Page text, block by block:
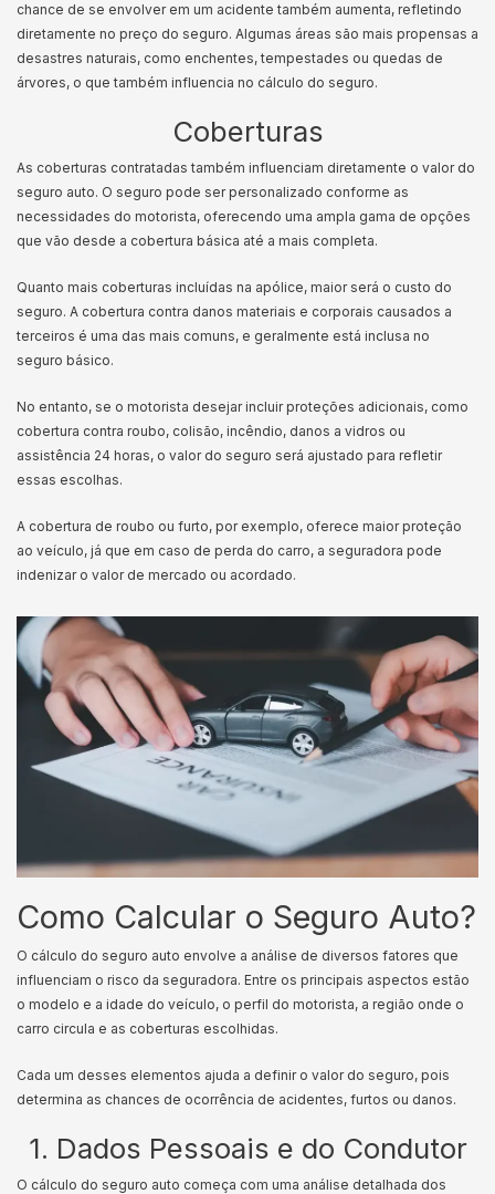
chance de se envolver em um acidente também aumenta, refletindo
diretamente no preço do seguro. Algumas áreas são mais propensas a
desastres naturais, como enchentes, tempestades ou quedas de
árvores, o que também influencia no cálculo do seguro.
Coberturas
As coberturas contratadas também influenciam diretamente o valor do
seguro auto. O seguro pode ser personalizado conforme as
necessidades do motorista, oferecendo uma ampla gama de opções
que vão desde a cobertura básica até a mais completa.
Quanto mais coberturas incluídas na apólice, maior será o custo do
seguro. A cobertura contra danos materiais e corporais causados a
terceiros é uma das mais comuns, e geralmente está inclusa no
seguro básico.
No entanto, se o motorista desejar incluir proteções adicionais, como
cobertura contra roubo, colisão, incêndio, danos a vidros ou
assistência 24 horas, o valor do seguro será ajustado para refletir
essas escolhas.
A cobertura de roubo ou furto, por exemplo, oferece maior proteção
ao veículo, já que em caso de perda do carro, a seguradora pode
indenizar o valor de mercado ou acordado.
Como Calcular o Seguro Auto?
O cálculo do seguro auto envolve a análise de diversos fatores que
influenciam o risco da seguradora. Entre os principais aspectos estão
o modelo e a idade do veículo, o perfil do motorista, a região onde o
carro circula e as coberturas escolhidas.
Cada um desses elementos ajuda a definir o valor do seguro, pois
determina as chances de ocorrência de acidentes, furtos ou danos.
1. Dados Pessoais e do Condutor
O cálculo do seguro auto começa com uma análise detalhada dos